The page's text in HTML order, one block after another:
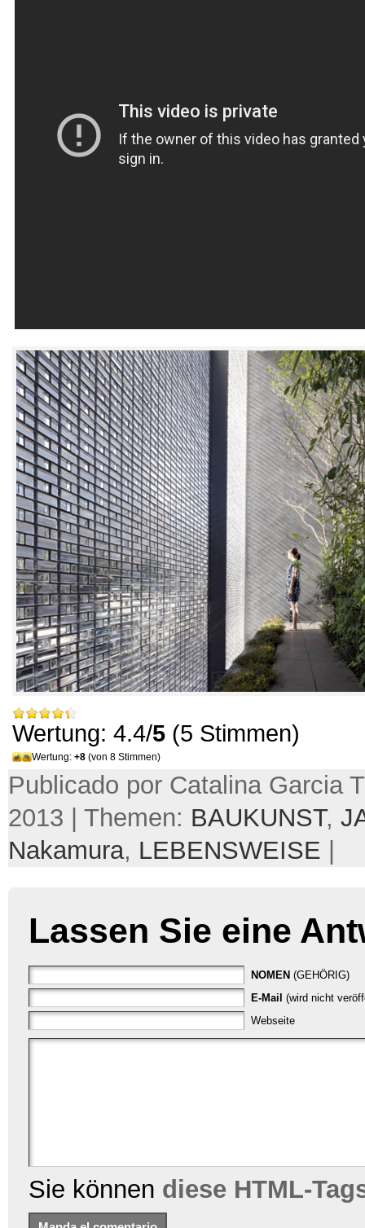
Wertung: 4.4/5 (5 Stimmen)
Wertung: +8 (von 8 Stimmen)
Publicado por Catalina Garcia
2013 | Themen: BAUKUNST,
Nakamura, LEBENSWEISE
Lassen Sie eine
NOMEN (GEHÖRIG)
E-Mail (wird nicht
Webseite
Sie können diese HTML-